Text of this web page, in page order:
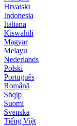
Hrvatski
Indonesia
Italiana
Kiswahili
Magyar
Melayu
Nederlands
Polski
Português
Română
Shqip
Suomi
Svenska
Tiếng Việt